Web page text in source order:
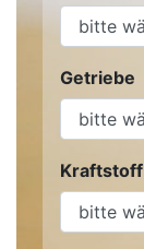
Getriebe
Kraftstoff